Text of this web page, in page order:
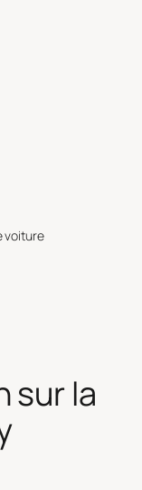
voiture
sur la